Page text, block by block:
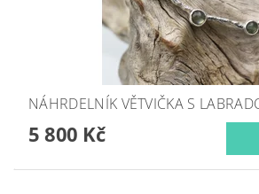
NÁHRDELNÍK VĚTVIČKA S
5 800 Kč